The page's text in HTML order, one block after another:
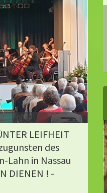
LEIFHEIT
des
Lahn in Nassau
DIENEN ! -